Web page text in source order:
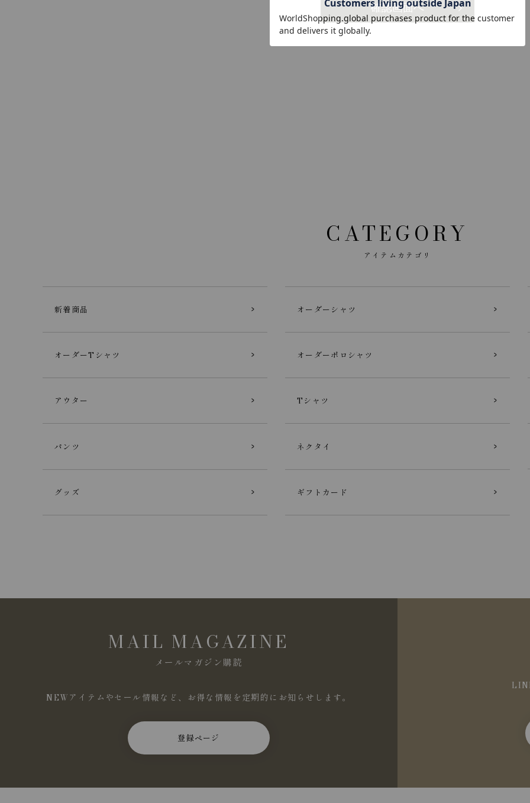
CATEGORY
アイテムカテゴリ
新着商品 オーダーシャツ
オーダーTシャツ オーダーポロシャツ
アウター Tシャツ
パンツ ネクタイ
グッズ ギフトカード
MAIL MAGAZINE
メールマガジン購読
NEWアイテムやセール情報など、お得な情報を定期的にお知らせします。
登録ページ